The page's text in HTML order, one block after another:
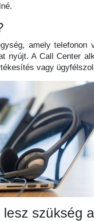
amely telefonon
nyújt. A Call Center
vagy
szükség